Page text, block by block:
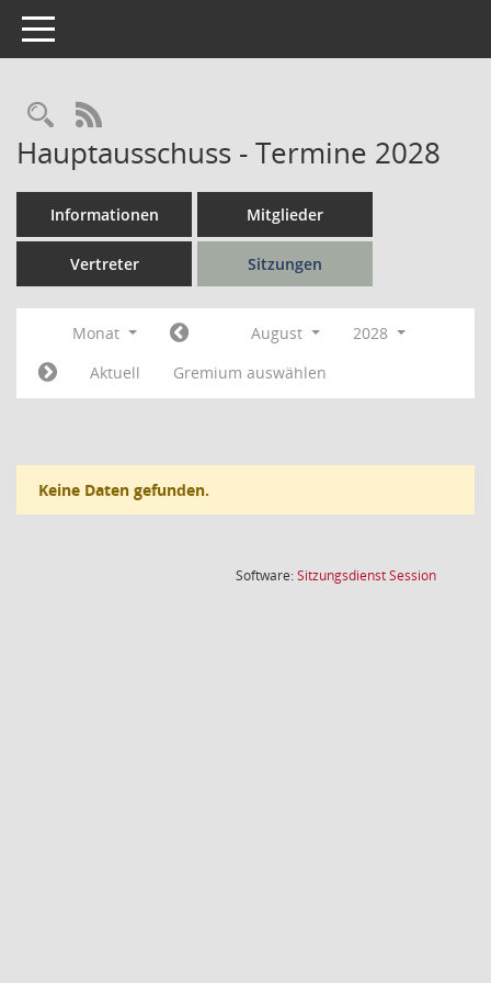
Toggle navigation
Rechercheauswahl
RSS-Feed
Hauptausschuss - Termine 2028
Informationen Mitglieder
Vertreter Sitzungen
Monat August
2028
Aktuell
Gremium auswählen
Keine Daten gefunden.
Software:SitzungsdienstSession(Wird in